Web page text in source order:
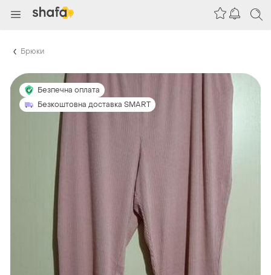
Брюки
Безпечна оплата
Безкоштовна доставка SMART